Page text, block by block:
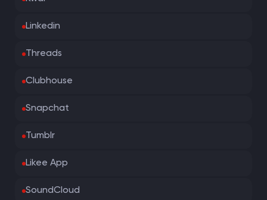
Linkedin
Threads
Clubhouse
Snapchat
Tumblr
Likee App
SoundCloud